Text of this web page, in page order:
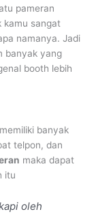
pameran
kamu sangat
namanya. Jadi
banyak yang
booth lebih
banyak
telpon, dan
maka dapat
itu
oleh